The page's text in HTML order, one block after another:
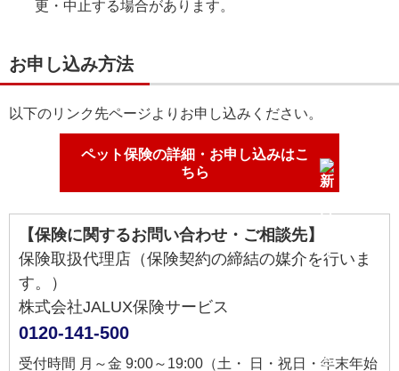
更・中止する場合があります。
お申し込み方法
以下のリンク先ページよりお申し込みください。
ペット保険の詳細・お申し込みはこ
ちら
【保険に関するお問い合わせ・ご相談先】
保険取扱代理店（保険契約の締結の媒介を行いま
す。）
株式会社JALUX保険サービス
0120-141-500
受付時間 月～金 9:00～19:00（土・ 日・祝日・年末年始